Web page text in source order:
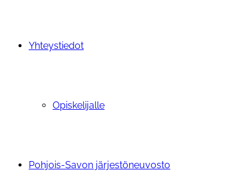
Yhteystiedot
Opiskelijalle
Pohjois-Savon järjestöneuvosto